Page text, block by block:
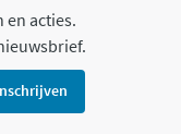
en acties.